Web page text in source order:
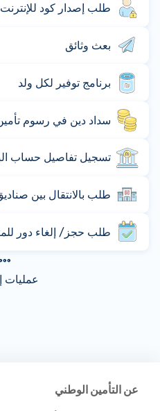
طلب إصدار كود للإنترنت
بعث وثائق
برنامج توفير لكل ولد
سداد دين في رسوم
تسجيل تفاصيل حساب
طلب بالانتقال بين
طلب حجز/ إلغاء دور
عمليات
عن التأمين الوطني